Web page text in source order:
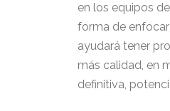
en los equipos
forma de
ayudará tener
más calidad, en
definitiva,